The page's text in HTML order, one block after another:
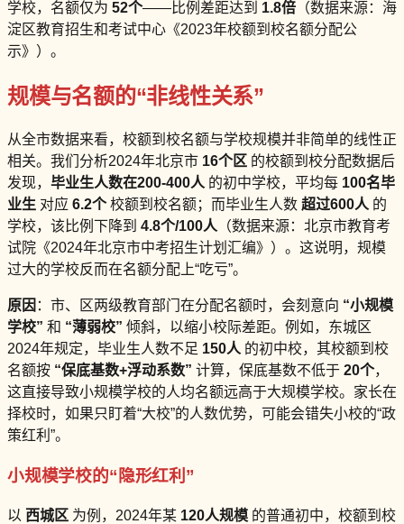
学校，名额仅为 52个——比例差距达到 1.8倍 （数据来源：海
淀区教育招生和考试中心《2023年校额到校名额分配公
示》）。
规模与名额的“非线性关系”
从全市数据来看，校额到校名额与学校规模并非简单的线性正
相关。我们分析2024年北京市 16个区 的校额到校分配数据后
发现， 毕业生人数在200-400人的初中学校，平均每 100名毕
业生 对应 6.2个校额到校名额；而毕业生人数 超过600人的
学校，该比例下降到 4.8个/100人（数据来源：北京市教育考
试院《2024年北京市中考招生计划汇编》）。这说明，规模
过大的学校反而在名额分配上“吃亏”。
原因 ：市、区两级教育部门在分配名额时，会刻意向 “小规模
学校” 和 “薄弱校” 倾斜，以缩小校际差距。例如，东城区
2024年规定，毕业生人数不足 150人的初中校，其校额到校
名额按 “保底基数+浮动系数” 计算，保底基数不低于 20个，
这直接导致小规模学校的人均名额远高于大规模学校。家长在
择校时，如果只盯着“大校”的人数优势，可能会错失小校的“政
策红利”。
小规模学校的“隐形红利”
以 西城区 为例，2024年某 120人规模 的普通初中，校额到校